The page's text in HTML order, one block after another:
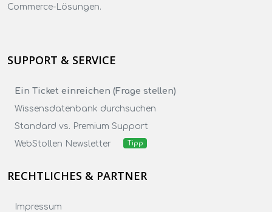
Commerce-Lösungen.
SUPPORT & SERVICE
Ein Ticket einreichen (Frage stellen)
Wissensdatenbank durchsuchen
Standard vs. Premium Support
WebStollen Newsletter
Tipp
RECHTLICHES & PARTNER
Impressum